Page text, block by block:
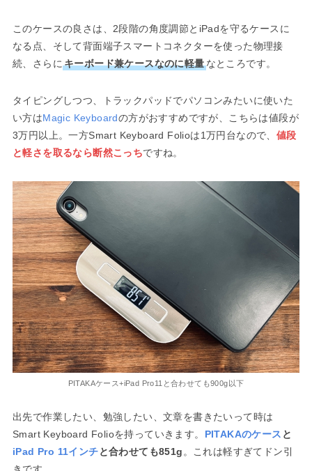
このケースの良さは、2段階の角度調節とiPadを守るケースに
なる点、そして背面端子スマートコネクターを使った物理接
続、さらに キーボード兼ケースなのに軽量なところです。
タイピングしつつ、トラックパッドでパソコンみたいに使いた
い方はMagic Keyboardの方がおすすめですが、こちらは値段が
3万円以上。一方Smart Keyboard Folioは1万円台なので、 値段
と軽さを取るなら断然こっちですね。
PITAKAケース+iPad Pro11と合わせても900g以下
出先で作業したい、勉強したい、文章を書きたいって時は
Smart Keyboard Folioを持っていきます。 PITAKAのケース と
iPad Pro 11インチと合わせても851g 。これは軽すぎてドン引